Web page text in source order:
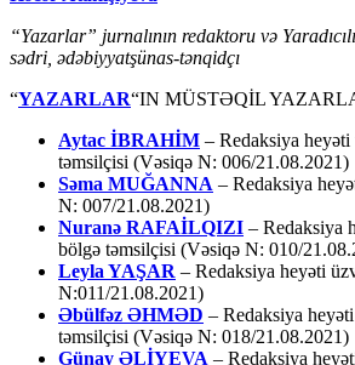
“Yazarlar” jurnalının redaktoru və
sədri, ədəbiyyatşünas-tənqidçı
“YAZARLAR“IN MÜSTƏQİL
Aytac İBRAHİM – Redaksiya
təmsilçisi (Vəsiqə N: 006/21.08.2021)
Səma MUĞANNA – Redaksiya
N: 007/21.08.2021)
Nuranə RAFAİLQIZI – Redaksiya
bölgə təmsilçisi (Vəsiqə N: 010/
Leyla YAŞAR – Redaksiya heyəti
N:011/21.08.2021)
Əbülfəz ƏHMƏD – Redaksiya
təmsilçisi (Vəsiqə N: 018/21.08.2021)
Günay ƏLİYEVA – Redaksiya